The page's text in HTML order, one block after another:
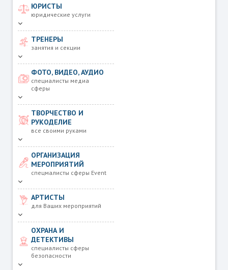
ЮРИСТЫ
юридические услуги
ТРЕНЕРЫ
занятия и секции
ФОТО, ВИДЕО, АУДИО
специалисты медиа
сферы
ТВОРЧЕСТВО И
РУКОДЕЛИЕ
все своими руками
ОРГАНИЗАЦИЯ
МЕРОПРИЯТИЙ
спецмалисты сферы Event
АРТИСТЫ
для Ваших мероприятий
ОХРАНА И
ДЕТЕКТИВЫ
специалисты сферы
безопасности